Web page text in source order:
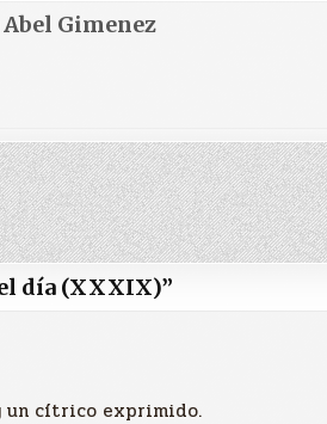
Gimenez
día (XXXIX)”
un cítrico exprimido.